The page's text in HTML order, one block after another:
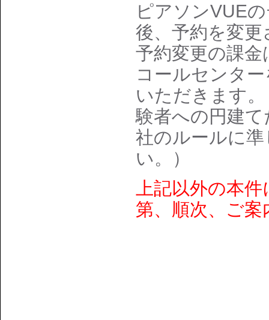
ピアソンVUE
後、予約を変更
予約変更の課
コールセンタ
いただきます
験者への円建
社のルールに
い。）
上記以外の本
第、順次、ご